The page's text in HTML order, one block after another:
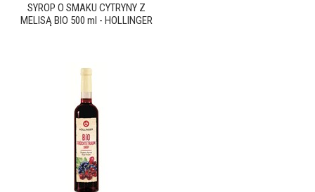
SYROP O SMAKU CYTRYNY Z
MELISĄ BIO 500 ml - HOLLINGER